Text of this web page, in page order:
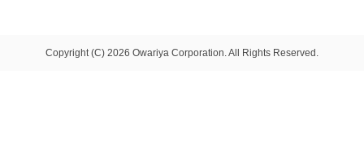
Copyright (C) 2026 Owariya Corporation. All Rights Reserved.